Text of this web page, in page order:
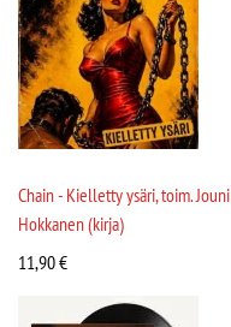
Chain - Kielletty ysäri, toim. Jouni
Hokkanen (kirja)
11,90€